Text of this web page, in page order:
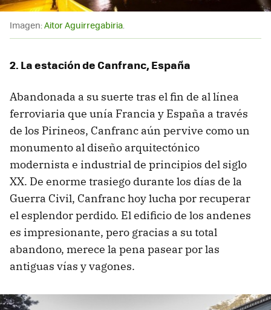
Imagen:Aitor Aguirregabiria.
2. La estación de Canfranc, España
Abandonada a su suerte tras el fin de al línea
ferroviaria que unía Francia y España a través
de los Pirineos, Canfranc aún pervive como un
monumento al diseño arquitectónico
modernista e industrial de principios del siglo
XX. De enorme trasiego durante los días de la
Guerra Civil, Canfranc hoy lucha por recuperar
el esplendor perdido. El edificio de los andenes
es impresionante, pero gracias a su total
abandono, merece la pena pasear por las
antiguas vías y vagones.